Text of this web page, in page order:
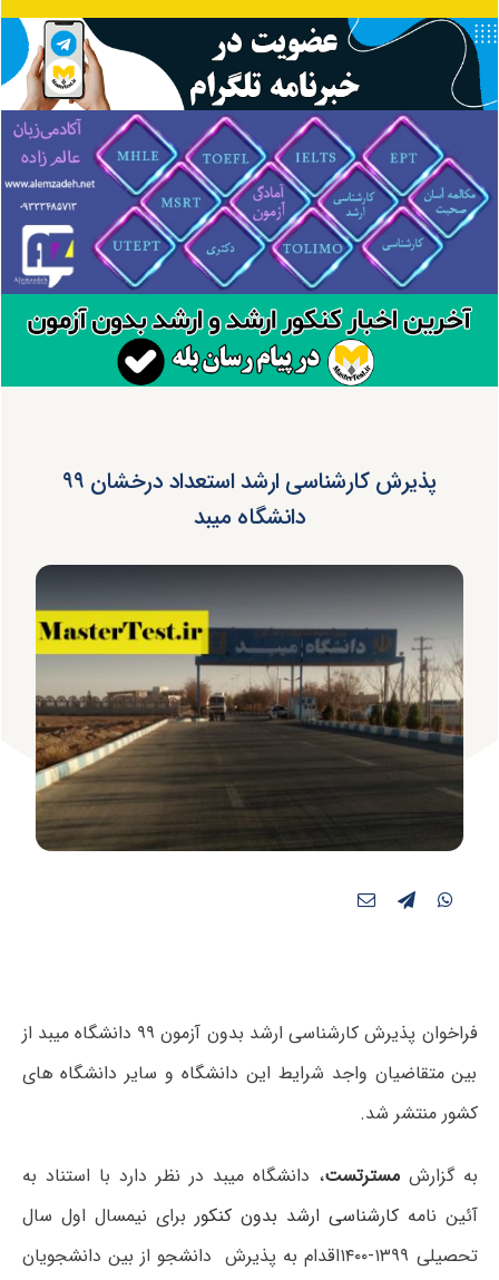
پذیرش کارشناسی ارشد استعداد درخشان ۹۹
دانشگاه میبد
فراخوان پذیرش کارشناسی ارشد بدون آزمون ۹۹ دانشگاه میبد از
بین متقاضیان واجد شرایط این دانشگاه و سایر دانشگاه های
کشور منتشر شد.
به گزارشمسترتست، دانشگاه میبد در نظر دارد با استناد به
آئین نامه کارشناسی ارشد بدون کنکور برای نیمسال اول سال
تحصیلی ۱۳۹۹-۱۴۰۰اقدام به پذیرش دانشجو از بین دانشجویان